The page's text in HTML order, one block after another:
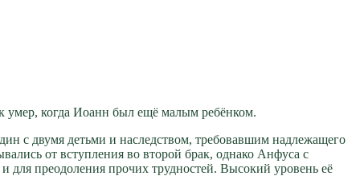
умер, когда Иоанн был ещё малым ребёнком.
с двумя детьми и наследством, требовавшим надлежащего
от вступления во второй брак, однако Анфуса с
для преодоления прочих трудностей. Высокий уровень её